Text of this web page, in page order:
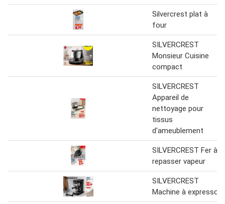
Silvercrest plat à
four
SILVERCREST
Monsieur Cuisine
compact
SILVERCREST
Appareil de
nettoyage pour
tissus
d'ameublement
SILVERCREST Fer à
repasser vapeur
SILVERCREST
Machine à expresso